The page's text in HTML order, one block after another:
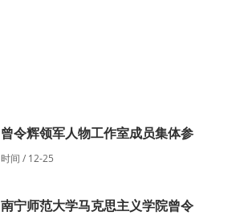
曾令辉领军人物工作室成员集体参
时间 / 12-25
南宁师范大学马克思主义学院曾令